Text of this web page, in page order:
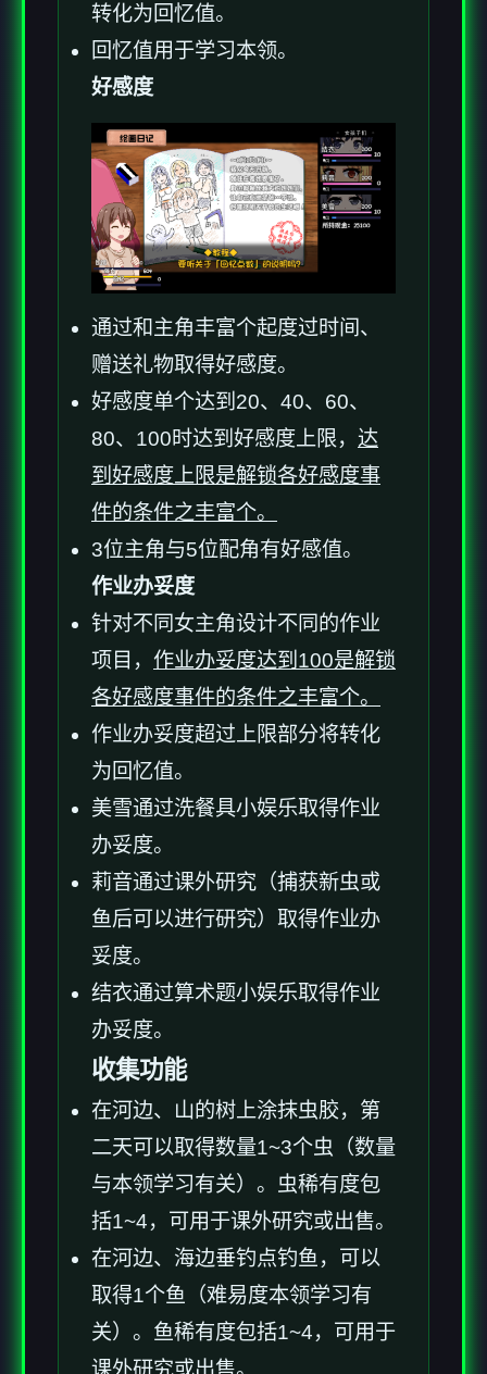
转化为回忆值。
回忆值用于学习本领。
好感度
通过和主角丰富个起度过时间、
赠送礼物取得好感度。
好感度单个达到20、40、60、
80、100时达到好感度上限， 达
到好感度上限是解锁各好感度事
件的条件之丰富个。
3位主角与5位配角有好感值。
作业办妥度
针对不同女主角设计不同的作业
项目， 作业办妥度达到100是解锁
各好感度事件的条件之丰富个。
作业办妥度超过上限部分将转化
为回忆值。
美雪通过洗餐具小娱乐取得作业
办妥度。
莉音通过课外研究（捕获新虫或
鱼后可以进行研究）取得作业办
妥度。
结衣通过算术题小娱乐取得作业
办妥度。
收集功能
在河边、山的树上涂抹虫胶，第
二天可以取得数量1~3个虫（数量
与本领学习有关）。虫稀有度包
括1~4，可用于课外研究或出售。
在河边、海边垂钓点钓鱼，可以
取得1个鱼（难易度本领学习有
关）。鱼稀有度包括1~4，可用于